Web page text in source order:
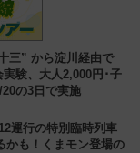
三” から淀川経由で
験、大人2,000円･子
の3日で実施
運行の特別臨時列車
かも！くまモン登場の